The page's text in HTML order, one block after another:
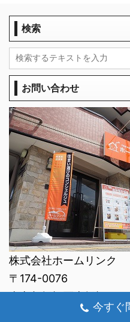
検索
お問い合わせ
株式会社ホームリンク
〒174-0076
東京都知事（3）第
今すぐ